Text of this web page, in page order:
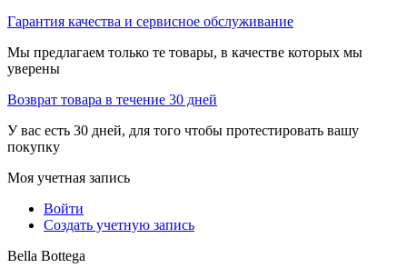
Гарантия качества и сервисное обслуживание
Мы предлагаем только те товары, в качестве которых мы
уверены
Возврат товара в течение 30 дней
У вас есть 30 дней, для того чтобы протестировать вашу
покупку
Моя учетная запись
Войти
Создать учетную запись
Bella Bottega